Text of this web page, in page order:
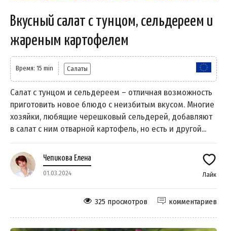
Вкусный салат с тунцом, сельдереем и
жареным картофелем
Время: 15 min Салаты
Салат с тунцом и сельдереем – отличная возможность
приготовить новое блюдо с неизбитым вкусом. Многие
хозяйки, любящие черешковый сельдерей, добавляют
в салат с ним отварной картофель, но есть и другой...
Чепикова Елена
01.03.2024 Лайк
комментариев
325 просмотров